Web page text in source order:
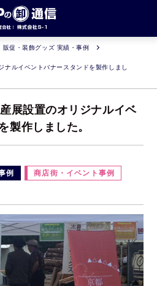
販促・装飾グッズ 実績・事例
ナルイベントバナースタンドを製作しまし
展設置のオリジナルイベ
製作しました。
例
商店街・イベント事例